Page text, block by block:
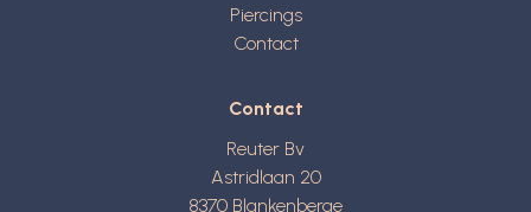
Piercings
Contact
Contact
Reuter Bv
Astridlaan 20
8370 Blankenberge